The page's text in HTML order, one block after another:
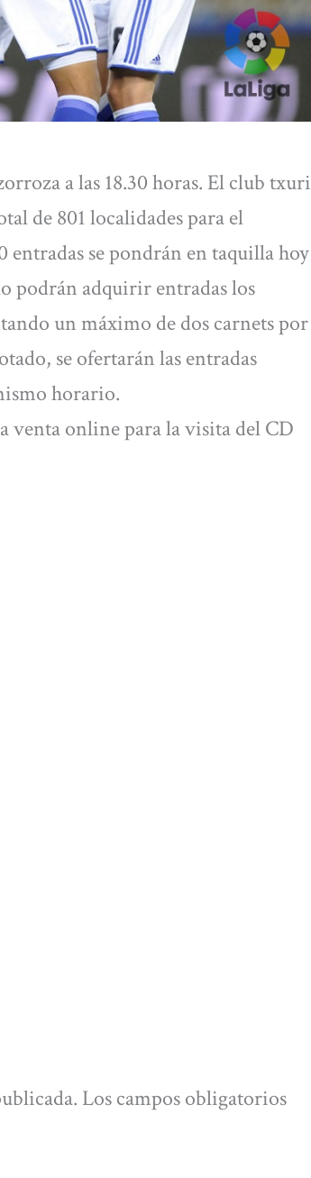
a las 18.30 horas. El club txuri
de 801 localidades para el
entradas se pondrán en taquilla hoy
podrán adquirir entradas los
un máximo de dos carnets por
se ofertarán las entradas
horario.
venta online para la visita del CD
Los campos obligatorios